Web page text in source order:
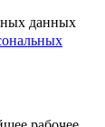
данных